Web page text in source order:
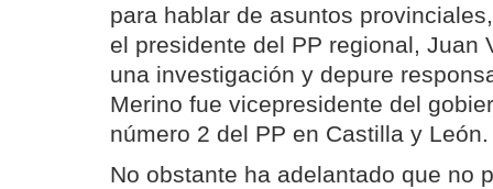
para hablar de asuntos
el presidente del PP regional, Juan
una investigación y depure
Merino fue vicepresidente del
número 2 del PP en Castilla y León.
No obstante ha adelantado que no